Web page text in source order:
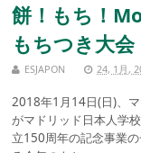
餅！もち！
もちつき大会
ESJAPON 24, 1月,
2018年1月14日(日)、マ
がマドリッド日本人学
立150周年の記念事業